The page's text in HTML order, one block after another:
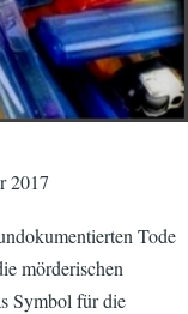
2017
Tode
mörderischen
Symbol für die